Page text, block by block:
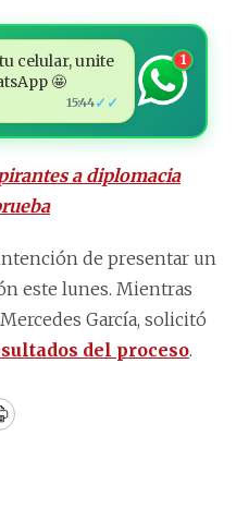
celular, unite
🤩
15:44✓✓
1
a diplomacia
de presentar un
este lunes. Mientras
García, solicitó
del proceso.